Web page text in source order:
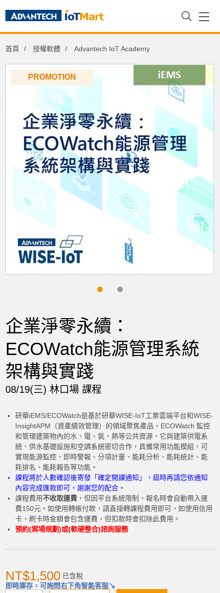
首頁 授權軟體 Advantech IoT Academy
PROMOTION
企業淨零永續：
ECOWatch能源管理系統
架構與實踐
08/19(三) 林口場 課程
研華iEMS/ECOWatch是基於研華WISE-IoT工業雲端平台和WISE-
InsightAPM（資產績效管理）的領域聚焦產品，ECOWatch 監控
和管理建築物內的水、電、氣、熱等公共資源，它與建築供電系
統、供水基礎設施和空調系統密切合作，具備常用功能模組，可
實現能源監控、即時警報、分項計量、能耗分析、能耗統計、能
耗排名、能耗報告等功能。
課程將於人數確認後寄發「確定開課通知」，屆時再請您依通知
內容完成匯款即可，謝謝您的配合。
課程費用不收取運費 ，但因平台系統限制，報名時會自動帶入運
費150元。如使用轉帳付款，請直接轉課程費用即可，如使用信用
卡，刷卡時金額會包含運費，但扣款時會扣除此費用。
預約(案場規劃)或(軟硬整合)諮詢服務
NT$1,500 已含稅
即時庫存，可詢問右下角智能客服↘